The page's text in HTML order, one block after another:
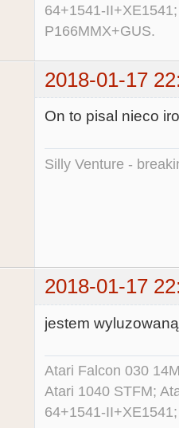
64+1541-
P166MMX+GUS.
2018-01-17
On to pisal nieco
Silly Venture -
2018-01-17
jestem
Atari Falcon 030
Atari 1040 STFM;
64+1541-